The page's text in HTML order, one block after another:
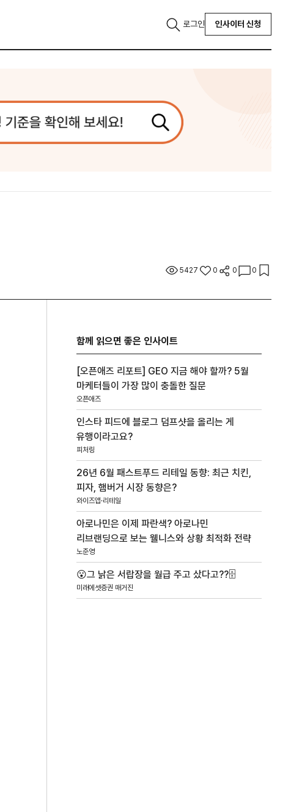
로그인 인사이터 신청
5427 0 0 0
함께 읽으면 좋은 인사이트
[오픈애즈 리포트] GEO 지금 해야 할까? 5월
마케터들이 가장 많이 충돌한 질문
오픈애즈
인스타 피드에 블로그 덤프샷을 올리는 게
유행이라고요?
피처링
26년 6월 패스트푸드 리테일 동향: 최근 치킨,
피자, 햄버거 시장 동향은?
와이즈앱·리테일
아로나민은 이제 파란색? 아로나민
리브랜딩으로 보는 웰니스와 상황 최적화 전략
노준영
😮그 낡은 서랍장을 월급 주고 샀다고??🗄️
미래에셋증권 매거진